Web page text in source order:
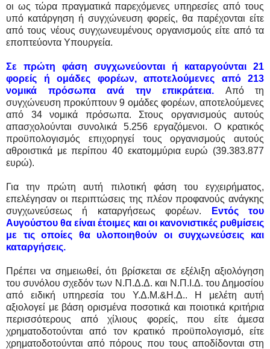
οι ως τώρα πραγματικά παρεχόμενες υπηρεσίες από τους
υπό κατάργηση ή συγχώνευση φορείς, θα παρέχονται είτε
από τους νέους συγχωνευμένους οργανισμούς είτε από τα
εποπτεύοντα Υπουργεία.
Σε πρώτη φάση συγχωνεύονται ή καταργούνται 21
φορείς ή ομάδες φορέων, αποτελούμενες από 213
νομικά πρόσωπα ανά την επικράτεια. Από τη
συγχώνευση προκύπτουν 9 ομάδες φορέων, αποτελούμενες
από 34 νομικά πρόσωπα. Στους οργανισμούς αυτούς
απασχολούνται συνολικά 5.256 εργαζόμενοι. Ο κρατικός
προϋπολογισμός επιχορηγεί τους οργανισμούς αυτούς
αθροιστικά με περίπου 40 εκατομμύρια ευρώ (39.383.877
ευρώ).
Για την πρώτη αυτή πιλοτική φάση του εγχειρήματος,
επελέγησαν οι περιπτώσεις της πλέον προφανούς ανάγκης
συγχωνεύσεως ή καταργήσεως φορέων.
Εντός του
Αυγούστου θα είναι έτοιμες και οι κανονιστικές ρυθμίσεις
με τις οποίες θα υλοποιηθούν οι συγχωνεύσεις και
καταργήσεις.
Πρέπει να σημειωθεί, ότι βρίσκεται σε εξέλιξη αξιολόγηση
του συνόλου σχεδόν των Ν.Π.Δ.Δ. και Ν.Π.Ι.Δ. του Δημοσίου
από ειδική υπηρεσία του Υ.Δ.Μ.&Η.Δ.. Η μελέτη αυτή
αξιολογεί με βάση ορισμένα ποσοτικά και ποιοτικά κριτήρια
περισσότερους από χίλιους φορείς, που είτε άμεσα
χρηματοδοτούνται από τον κρατικό προϋπολογισμό, είτε
χρηματοδοτούνται από πόρους που τους αποδίδονται στη